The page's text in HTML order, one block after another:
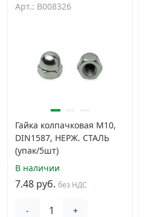
Арт.: B008326
Гайка колпачковая М10,
DIN1587, НЕРЖ. СТАЛЬ
(упак/5шт)
В наличии
7.48 руб. без НДС
- +